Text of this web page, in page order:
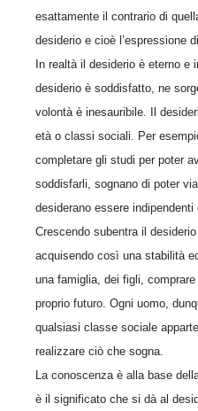
esattamente il contrario di
desiderio e cioè l’espressione
In realtà il desiderio è eterno e
desiderio è soddisfatto, ne
volontà è inesauribile. Il
età o classi sociali. Per
completare gli studi per poter
soddisfarli, sognano di poter
desiderano essere
Crescendo subentra il
acquisendo così una stabilità
una famiglia, dei figli,
proprio futuro. Ogni uomo,
qualsiasi classe sociale
realizzare ciò che sogna.
La conoscenza è alla base
è il significato che si dà al